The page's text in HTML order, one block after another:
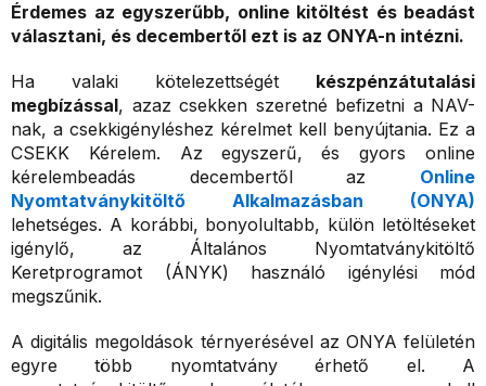
Érdemes az egyszerűbb, online kitöltést és beadást
választani, és decembertől ezt is az ONYA-n intézni.
Ha valaki kötelezettségét készpénzátutalási
megbízással, azaz csekken szeretné befizetni a NAV-
nak, a csekkigényléshez kérelmet kell benyújtania. Ez a
CSEKK Kérelem. Az egyszerű, és gyors online
kérelembeadás decembertől az Online
Nyomtatványkitöltő Alkalmazásban (ONYA)
lehetséges. A korábbi, bonyolultabb, külön letöltéseket
igénylő, az Általános Nyomtatványkitöltő
Keretprogramot (ÁNYK) használó igénylési mód
megszűnik.
A digitális megoldások térnyerésével az ONYA felületén
egyre több nyomtatvány érhető el. A